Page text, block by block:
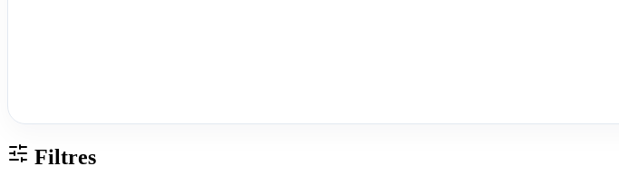
Filtres